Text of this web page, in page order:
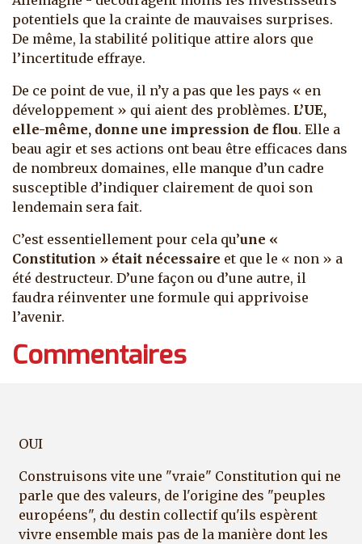
potentiels que la crainte de mauvaises surprises.
De même, la stabilité politique attire alors que
l’incertitude effraye.
De ce point de vue, il n’y a pas que les pays « en
développement » qui aient des problèmes. L’UE,
elle-même, donne une impression de flou. Elle a
beau agir et ses actions ont beau être efficaces dans
de nombreux domaines, elle manque d’un cadre
susceptible d’indiquer clairement de quoi son
lendemain sera fait.
C’est essentiellement pour cela qu’une «
Constitution » était nécessaire et que le « non » a
été destructeur. D’une façon ou d’une autre, il
faudra réinventer une formule qui apprivoise
l’avenir.
Commentaires
OUI
Construisons vite une "vraie" Constitution qui ne
parle que des valeurs, de l'origine des "peuples
européens", du destin collectif qu'ils espèrent
vivre ensemble mais pas de la manière dont les